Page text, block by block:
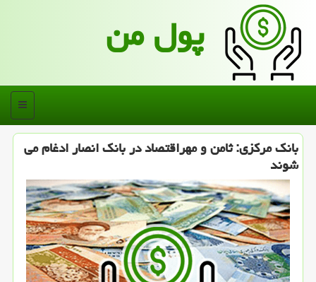
پول من
منو
بانك مركزی: ثامن و مهراقتصاد در بانك انصار ادغام می
شوند